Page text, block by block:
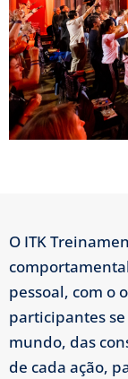
O ITK
pessoal, com o
participantes
mundo, das
de cada ação,